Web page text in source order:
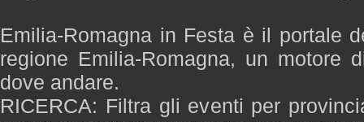
Emilia-Romagna in Festa è il portale
regione Emilia-Romagna, un motore
dove andare.
RICERCA: Filtra gli eventi per